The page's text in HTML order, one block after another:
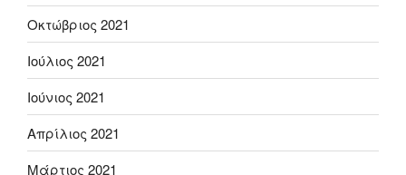
Οκτώβριος 2021
Ιούλιος 2021
Ιούνιος 2021
Απρίλιος 2021
Μάρτιος 2021